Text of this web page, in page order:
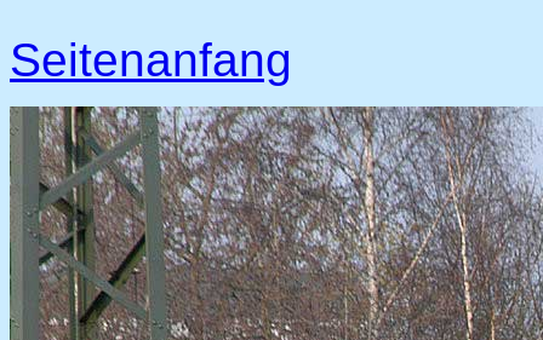
Seitenanfang